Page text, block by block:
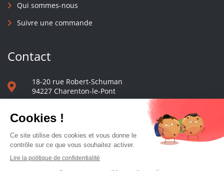
Qui sommes-nous
Suivre une commande
Contact
18-20 rue Robert-Schuman
94227 Charenton-le-Pont